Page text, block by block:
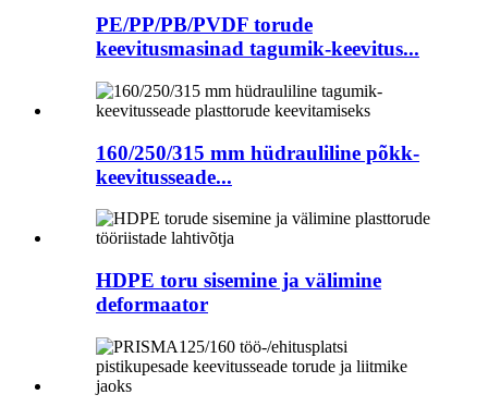
PE/PP/PB/PVDF torude
keevitusmasinad tagumik-keevitus...
160/250/315 mm hüdrauliline põkk-
keevitusseade...
HDPE toru sisemine ja välimine
deformaator